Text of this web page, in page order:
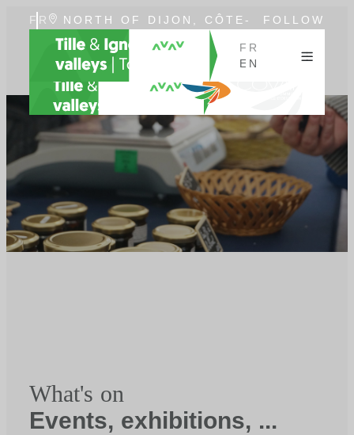
FR
NORTH OF DIJON, CÔTE-
D'OR, BURGUNDY
FOLLOW
FR
EN
What's on
Events, exhibitions, ...